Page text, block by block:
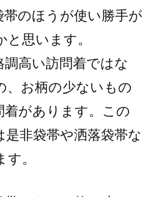
のほうが使い勝手が
思います。
高い訪問着ではな
、お柄の少ないもの
着があります。この
非袋帯や洒落袋帯な
。